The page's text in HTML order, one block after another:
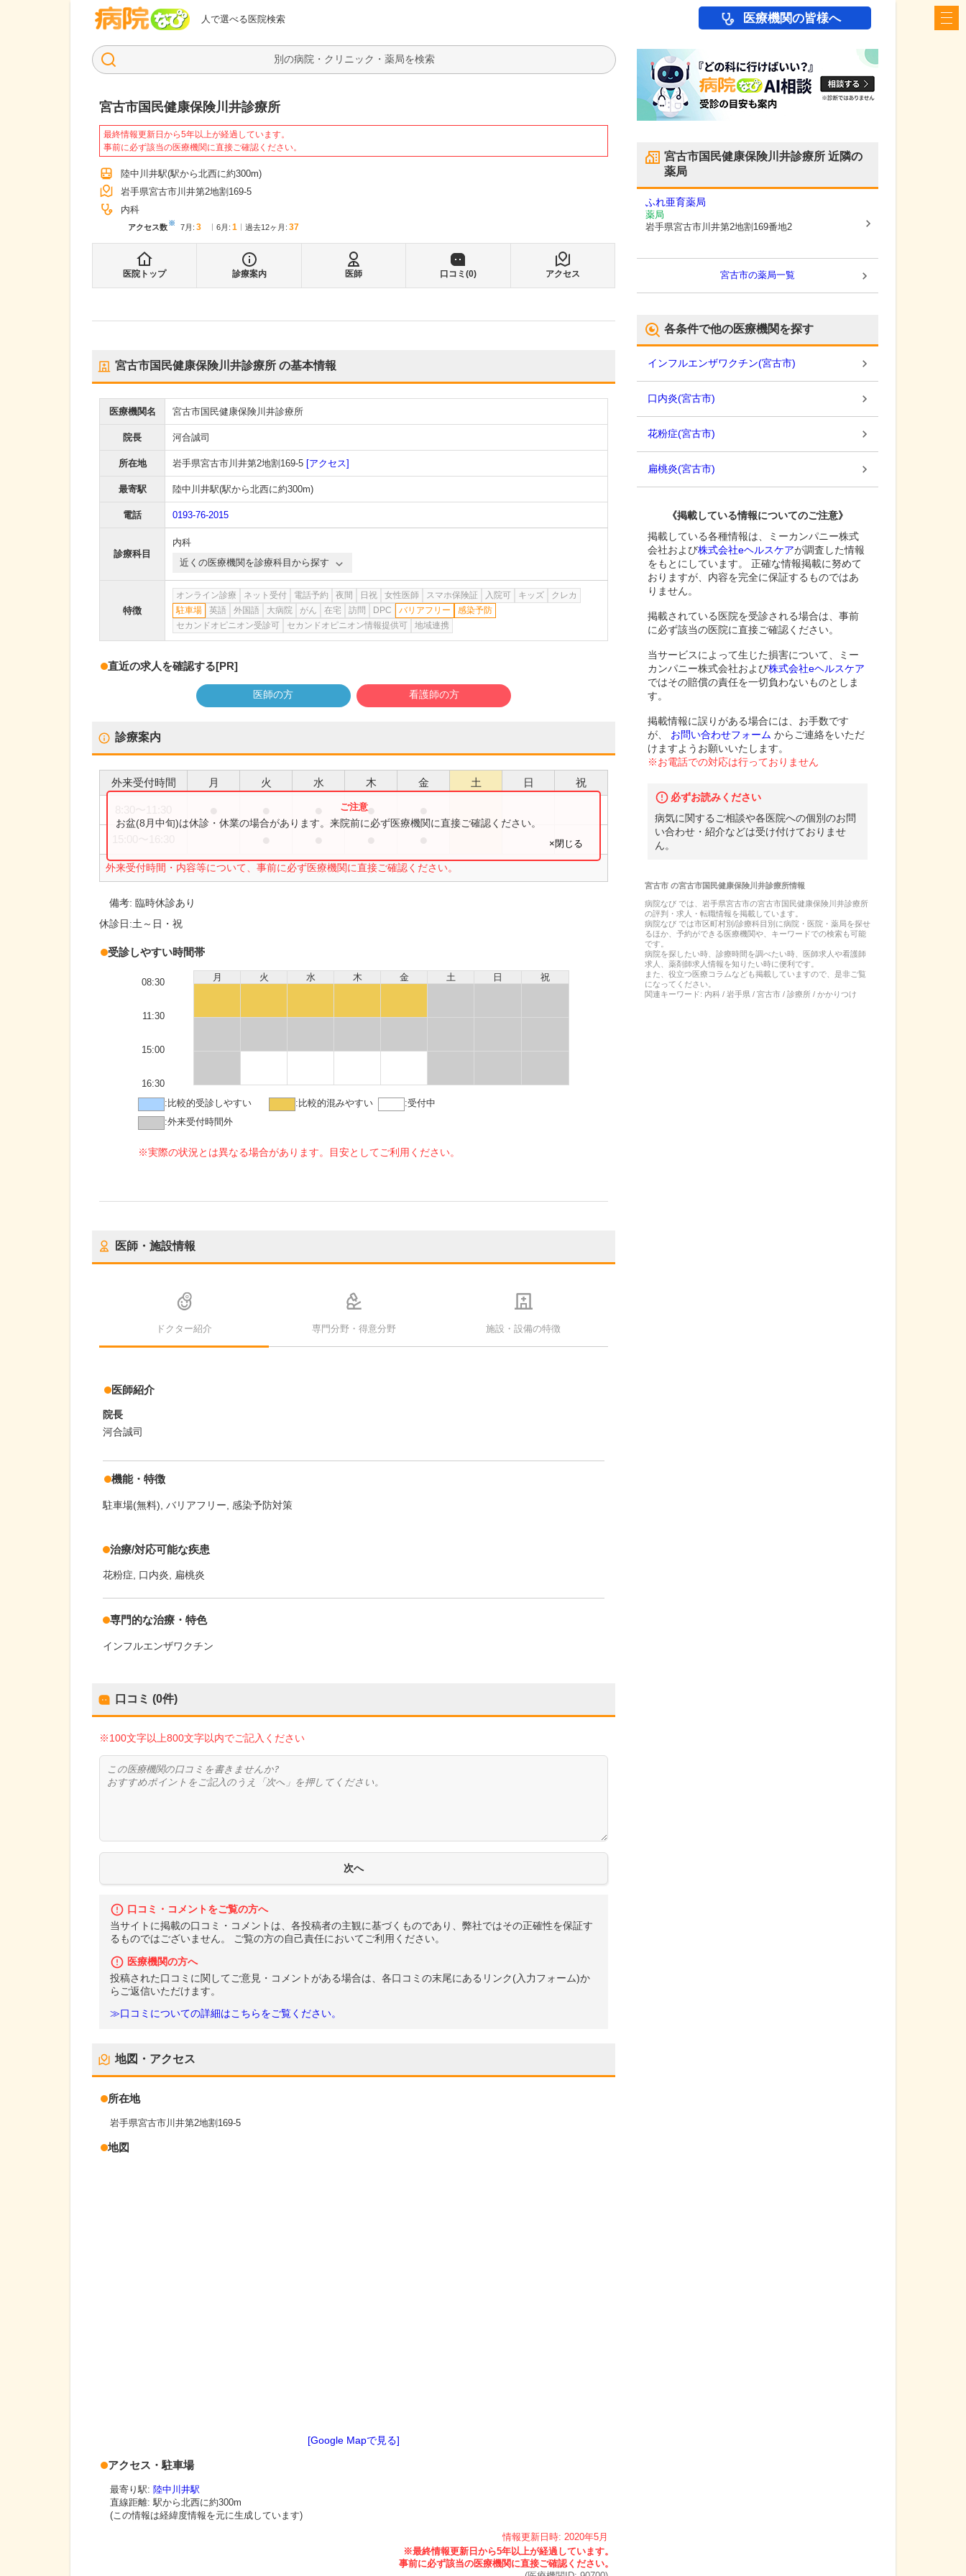
人で選べる医院検索
病院なび 医療機関の皆様へ
検索
宮古市国民健康保険川井診療所
最終情報更新日から5年以上が経過しています。
事前に必ず該当の医療機関に直接ご確認ください。
陸中川井駅(駅から北西に約300m)
岩手県宮古市川井第2地割169-5
内科
アクセス数※ 7月 : 3 6月 : 1 過去12ヶ月: 37
医院トップ 診療案内 医師 口コミ(0) アクセス
宮古市国民健康保険川井診療所 の基本情報
医療機関名 宮古市国民健康保険川井診療所
院長 河合誠司
所在地 岩手県宮古市川井第2地割169-5 [アクセス]
最寄駅 陸中川井駅(駅から北西に約300m)
電話 0193-76-2015
診療科目
内科
近くの医療機関を診療科目から探す
特徴
オンライン診療 ネット受付 電話予約 夜間 日祝 女性医師 スマホ保険証 入院可 キッズ
クレカ
駐車場
英語 外国語 大病院 がん 在宅 訪問 DPC バリアフリー
感染予防
セカンドオピニオン受診可
セカンドオピニオン情報提供可 地域連携
直近の求人を確認する[PR]
医師の方 看護師の方
診療案内
外来受付時間 月 火 水 木 金 土 日 祝
●
外来受付時間・内容等について、事前に必ず医療機関に直接ご確認ください。
お盆(8月中旬)は休診・休業の場合があります。来院前に必ず医療機関に直接ご確認ください。
×閉じる
備考:臨時休診あり
休診日:土～日・祝
受診しやすい時間帯
月 火 水 木 金 土 日 祝
08:30
11:30
15:00
16:30
: 比較的受診しやすい : 比較的混みやすい :受付中
:外来受付時間外
※実際の状況とは異なる場合があります。目安としてご利用ください。
医師・施設情報
ドクター紹介 専門分野・得意分野 施設・設備の特徴
医師紹介
院長
河合誠司
機能・特徴
駐車場(無料) バリアフリー 感染予防対策
治療/対応可能な疾患
花粉症 口内炎 扁桃炎
専門的な治療・特色
インフルエンザワクチン
口コミ (0件)
※100文字以上800文字以内でご記入ください
口コミ・コメントをご覧の方へ
当サイトに掲載の口コミ・コメントは、各投稿者の主観に基づくものであり、弊社ではその正確性を保証す
るものではございません。 ご覧の方の自己責任においてご利用ください。
医療機関の方へ
投稿された口コミに関してご意見・コメントがある場合は、各口コミの末尾にあるリンク(入力フォーム)か
らご返信いただけます。
≫口コミについての詳細はこちらをご覧ください。
地図・アクセス
所在地
岩手県宮古市川井第2地割169-5
地図
[Google Mapで見る]
アクセス・駐車場
最寄り駅: 陸中川井駅
直線距離: 駅から北西に約300m
(この情報は経緯度情報を元に生成しています)
情報更新日時: 2020年5月
宮古市国民健康保険川井診療所 近隣の
薬局
ふれ亜育薬局
薬局
岩手県宮古市川井第2地割169番地2
宮古市の薬局一覧
各条件で他の医療機関を探す
インフルエンザワクチン(宮古市)
口内炎(宮古市)
花粉症(宮古市)
扁桃炎(宮古市)
《掲載している情報についてのご注意》
掲載している各種情報は、ミーカンパニー株式
会社および株式会社eヘルスケアが調査した情報
をもとにしています。 正確な情報掲載に努めて
おりますが、内容を完全に保証するものではあ
りません。
掲載されている医院を受診される場合は、事前
に必ず該当の医院に直接ご確認ください。
当サービスによって生じた損害について、ミー
カンパニー株式会社および株式会社eヘルスケア
ではその賠償の責任を一切負わないものとしま
す。
掲載情報に誤りがある場合には、お手数です
が、
お問い合わせフォーム からご連絡をいただ
けますようお願いいたします。
※お電話での対応は行っておりません
必ずお読みください
病気に関するご相談や各医院への個別のお問
い合わせ・紹介などは受け付けておりませ
ん。
宮古市の宮古市国民健康保険川井診療所情報
病院なび では、 岩手県宮古市の宮古市国民健康保険川井診療所
の評判・求人・転職情報を掲載しています。
病院なび では市区町村別/診療科目別に病院・医院・薬局を探せ
るほか、予約ができる医療機関や、キーワードでの検索も可能
です。
病院を探したい時、診療時間を調べたい時、医師求人や看護師
求人、薬剤師求人情報を知りたい時に便利です。
また、役立つ医療コラムなども掲載していますので、是非ご覧
になってください。
関連キーワード: 内科 / 岩手県 / 宮古市 / 診療所 / かかりつけ